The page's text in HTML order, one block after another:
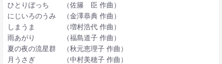
ひとりぼっち （佐籐 臣 作曲）
にじいろのうみ （金澤恭典 作曲）
しまうま （増村浩代 作曲）
雨あがり （福島道子 作曲）
夏の夜の流星群 （秋元恵理子 作曲）
月うさぎ （中村美穂子 作曲）